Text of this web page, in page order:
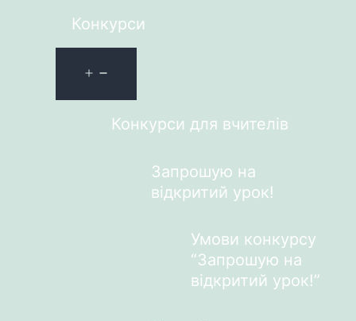
Конкурси
Конкурси для вчителів
Запрошую на
відкритий урок!
Умови конкурсу
“Запрошую на
відкритий урок!”